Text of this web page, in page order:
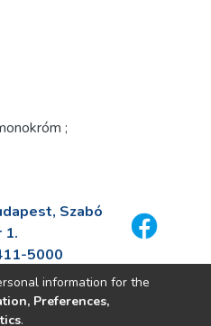
;
Szabó
1.
5000
information for the
Preferences,
.